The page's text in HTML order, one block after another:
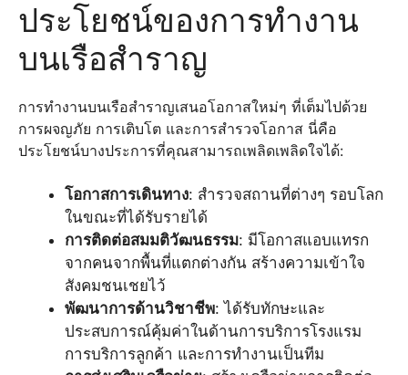
ประโยชน์ของการทำงาน
บนเรือสำราญ
การทำงานบนเรือสำราญเสนอโอกาสใหม่ๆ ที่เต็มไปด้วย
การผจญภัย การเติบโต และการสำรวจโอกาส นี่คือ
ประโยชน์บางประการที่คุณสามารถเพลิดเพลิดใจได้:
โอกาสการเดินทาง: สำรวจสถานที่ต่างๆ รอบโลก
ในขณะที่ได้รับรายได้
การติดต่อสมมติวัฒนธรรม: มีโอกาสแอบแทรก
จากคนจากพื้นที่แตกต่างกัน สร้างความเข้าใจ
สังคมชนเชยไว้
พัฒนาการด้านวิชาชีพ: ได้รับทักษะและ
ประสบการณ์คุ้มค่าในด้านการบริการโรงแรม
การบริการลูกค้า และการทำงานเป็นทีม